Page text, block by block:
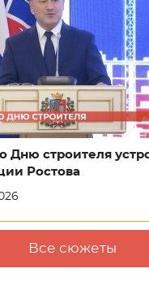
Дню строителя
Ростова
Все сюжеты